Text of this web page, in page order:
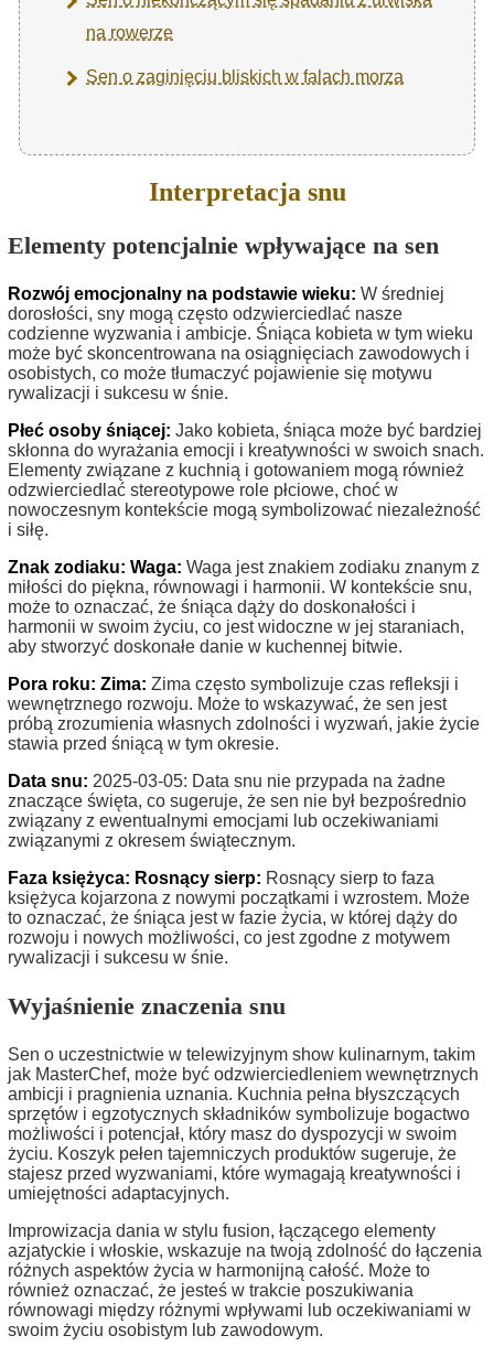
na rowerze
Sen o zaginięciu bliskich w falach morza
Interpretacja snu
Elementy potencjalnie wpływające na sen
Rozwój emocjonalny na podstawie wieku: W średniej
dorosłości, sny mogą często odzwierciedlać nasze
codzienne wyzwania i ambicje. Śniąca kobieta w tym wieku
może być skoncentrowana na osiągnięciach zawodowych i
osobistych, co może tłumaczyć pojawienie się motywu
rywalizacji i sukcesu w śnie.
Płeć osoby śniącej: Jako kobieta, śniąca może być bardziej
skłonna do wyrażania emocji i kreatywności w swoich snach.
Elementy związane z kuchnią i gotowaniem mogą również
odzwierciedlać stereotypowe role płciowe, choć w
nowoczesnym kontekście mogą symbolizować niezależność
i siłę.
Znak zodiaku: Waga: Waga jest znakiem zodiaku znanym z
miłości do piękna, równowagi i harmonii. W kontekście snu,
może to oznaczać, że śniąca dąży do doskonałości i
harmonii w swoim życiu, co jest widoczne w jej staraniach,
aby stworzyć doskonałe danie w kuchennej bitwie.
Pora roku: Zima: Zima często symbolizuje czas refleksji i
wewnętrznego rozwoju. Może to wskazywać, że sen jest
próbą zrozumienia własnych zdolności i wyzwań, jakie życie
stawia przed śniącą w tym okresie.
Data snu: 2025-03-05: Data snu nie przypada na żadne
znaczące święta, co sugeruje, że sen nie był bezpośrednio
związany z ewentualnymi emocjami lub oczekiwaniami
związanymi z okresem świątecznym.
Faza księżyca: Rosnący sierp: Rosnący sierp to faza
księżyca kojarzona z nowymi początkami i wzrostem. Może
to oznaczać, że śniąca jest w fazie życia, w której dąży do
rozwoju i nowych możliwości, co jest zgodne z motywem
rywalizacji i sukcesu w śnie.
Wyjaśnienie znaczenia snu
Sen o uczestnictwie w telewizyjnym show kulinarnym, takim
jak MasterChef, może być odzwierciedleniem wewnętrznych
ambicji i pragnienia uznania. Kuchnia pełna błyszczących
sprzętów i egzotycznych składników symbolizuje bogactwo
możliwości i potencjał, który masz do dyspozycji w swoim
życiu. Koszyk pełen tajemniczych produktów sugeruje, że
stajesz przed wyzwaniami, które wymagają kreatywności i
umiejętności adaptacyjnych.
Improwizacja dania w stylu fusion, łączącego elementy
azjatyckie i włoskie, wskazuje na twoją zdolność do łączenia
różnych aspektów życia w harmonijną całość. Może to
również oznaczać, że jesteś w trakcie poszukiwania
równowagi między różnymi wpływami lub oczekiwaniami w
swoim życiu osobistym lub zawodowym.